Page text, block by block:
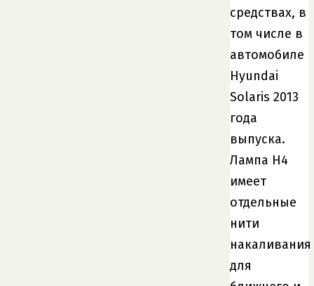
средствах, в
том числе в
автомобиле
Hyundai
Solaris 2013
года
выпуска.
Лампа H4
имеет
отдельные
нити
накаливания
для